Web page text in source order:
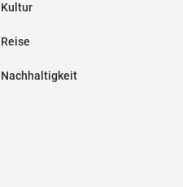
Kultur
Reise
Nachhaltigkeit